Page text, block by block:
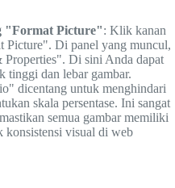
"Format Picture": Klik kanan
Picture". Di panel yang muncul,
Di sini Anda dapat
tinggi dan lebar gambar.
dicentang untuk menghindari
skala persentase. Ini sangat
semua gambar memiliki
konsistensi visual di web